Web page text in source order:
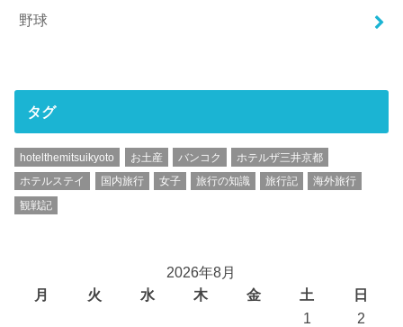
野球
タグ
hotelthemitsuikyoto お土産 バンコク
ホテルザ三井京都
ホテルステイ
国内旅行 女子 旅行の知識 旅行記
海外旅行
観戦記
2026年8月
月
火 水 木 金 土
日
1
2